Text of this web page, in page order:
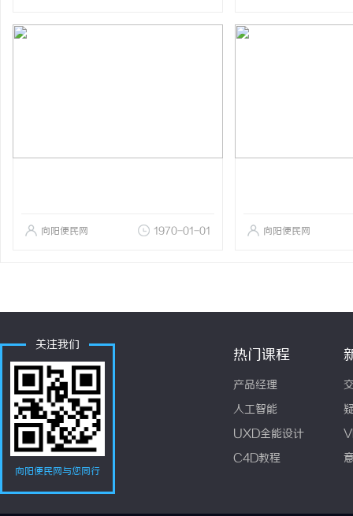
向阳便民网 1970-01-01 向阳便民网
关注我们
向阳便民网与您同行
热门课程
产品经理
人工智能
UXD全能设计
C4D教程